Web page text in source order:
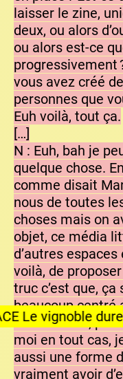
laisser le zine,
deux, ou alors
ou alors est-ce
progressivement
vous avez créé
personnes que
Euh voilà, tout ça.
[…]
N : Euh, bah je
quelque chose.
comme disait
nous de toutes
choses mais on
objet, ce média
d’autres
voilà, de
truc c’est que, ça
beaucoup centré
textes. Mais,
moi en tout cas,
aussi une forme
vraiment avoir
touché